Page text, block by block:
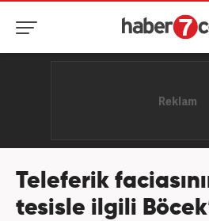
Teleferik
tesisle ilgili